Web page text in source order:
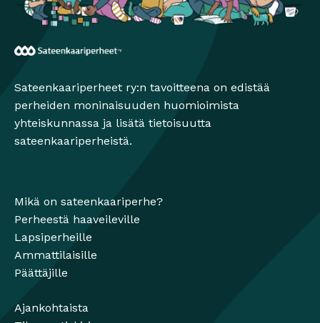
Sateenkaariperheet ry:n tavoitteena on edistää
perheiden moninaisuuden huomioimista
yhteiskunnassa ja lisätä tietoisuutta
sateenkaariperheistä.
Mikä on sateenkaariperhe?
Perheestä haaveileville
Lapsiperheille
Ammattilaisille
Päättäjille
Ajankohtaista